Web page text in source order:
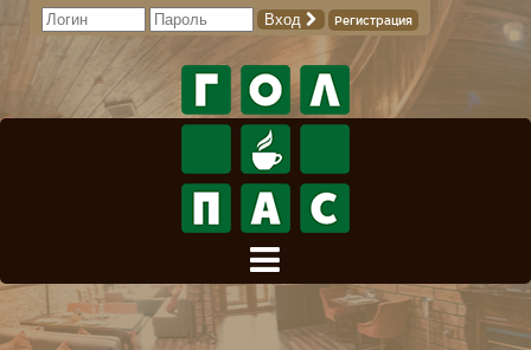
Вход Регистрация